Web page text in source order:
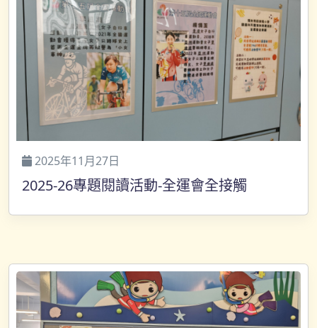
2025年11月27日
2025-26專題閱讀活動-全運會全接觸